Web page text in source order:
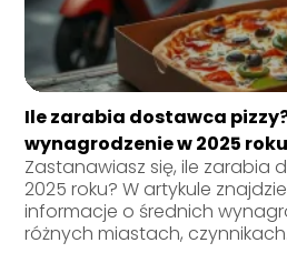
Ile zarabia dostawca
wynagrodzenie w 2025 roku
Zastanawiasz się, ile zarabia
2025 roku? W artykule
informacje o średnich
różnych miastach,